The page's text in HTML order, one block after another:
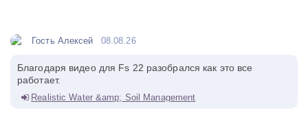
Гость Алексей 08.08.26
Благодаря видео для Fs 22 разобрался как это все
работает.
Realistic Water &amp; Soil Management